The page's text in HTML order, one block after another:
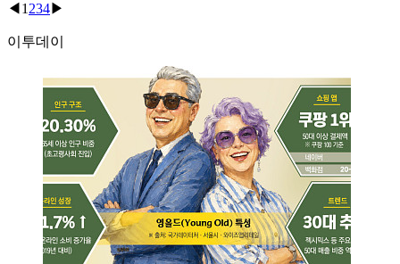
◀ 1 234▶
이투데이